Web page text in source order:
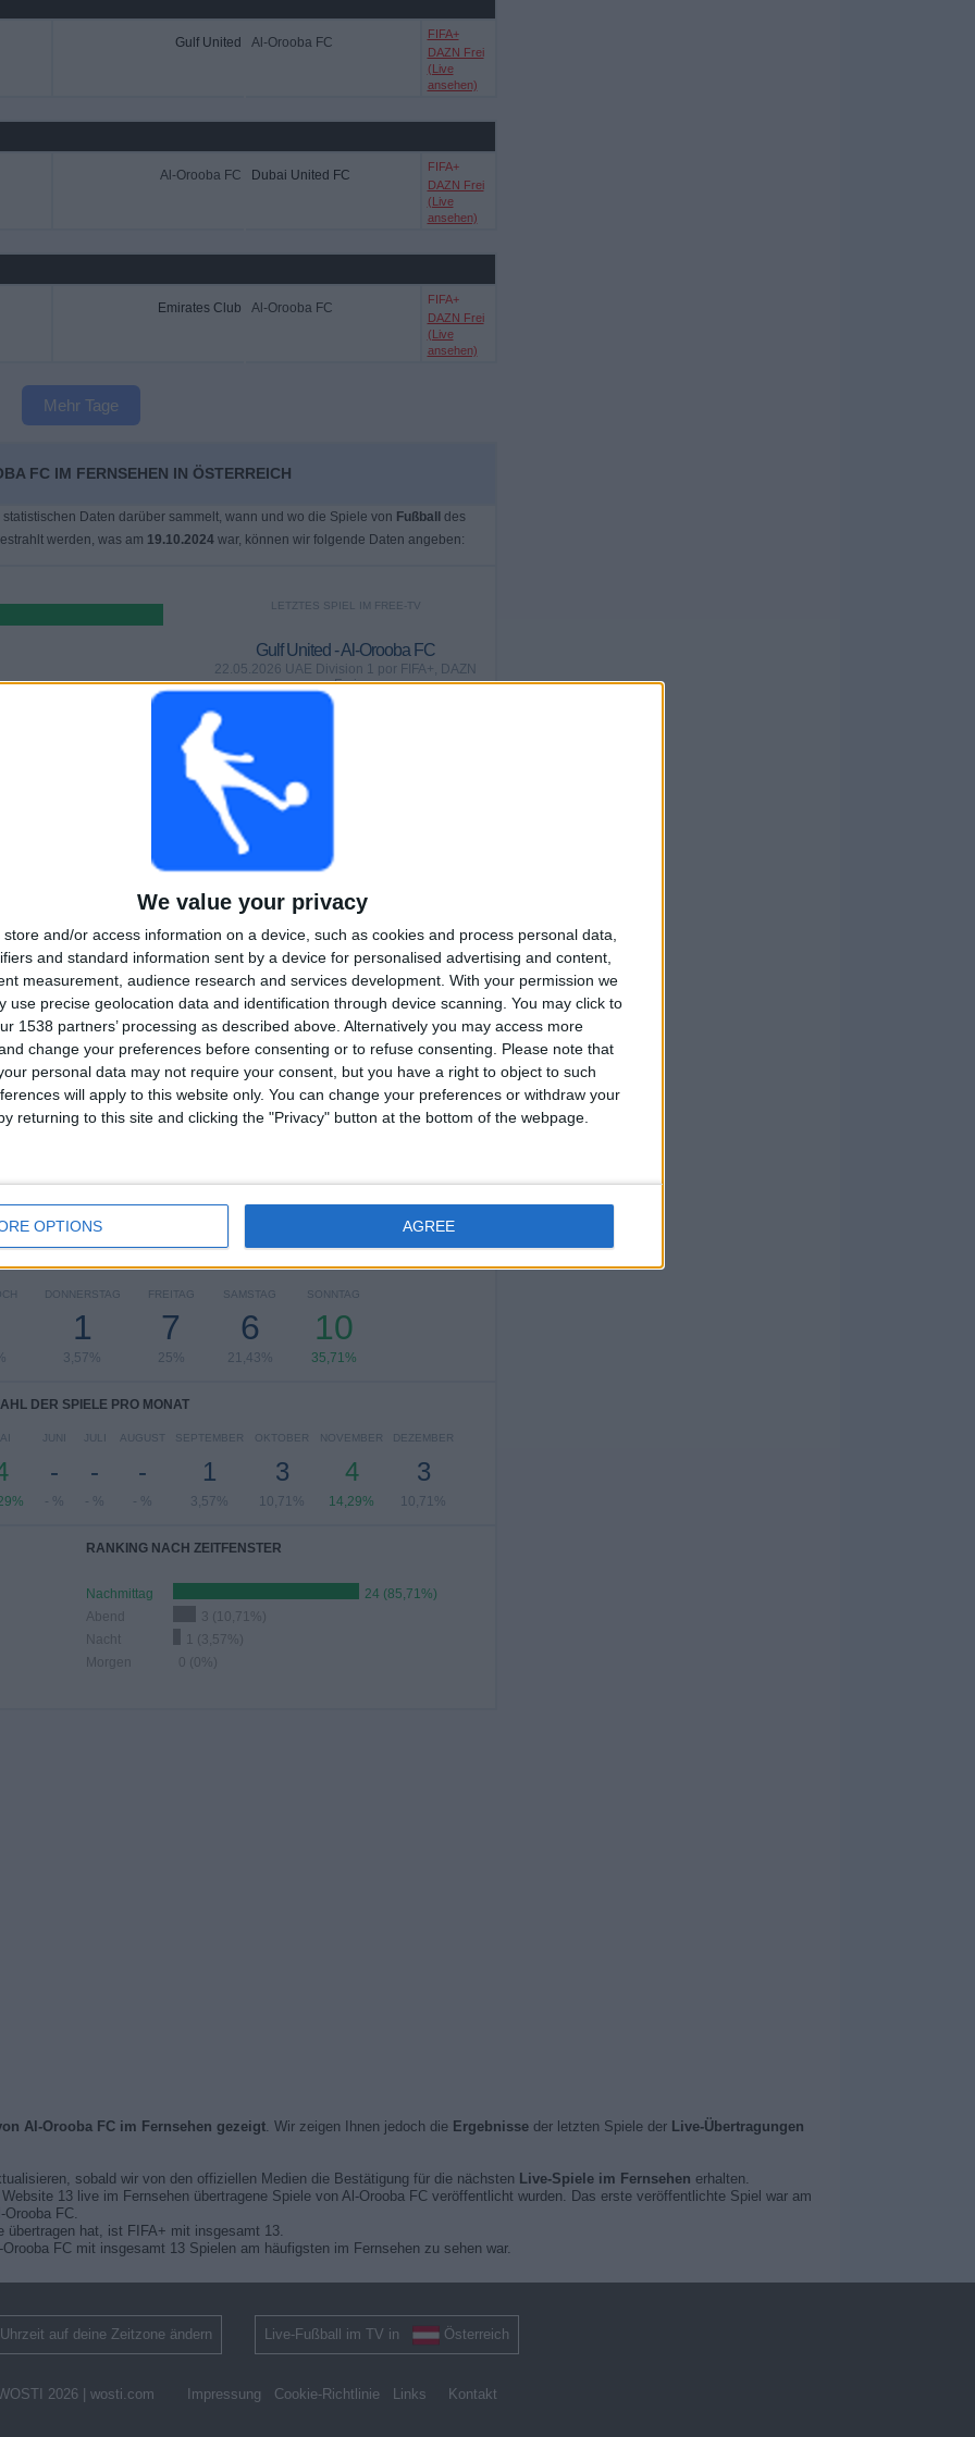
We value your privacy
store and/or access information on a device, such as cookies and process personal data,
and standard information sent by a device for personalised advertising and content,
measurement, audience research and services development. With your permission we
use precise geolocation data and identification through device scanning. You may click to
1538 partners’ processing as described above. Alternatively you may access more
change your preferences before consenting or to refuse consenting.
Please note that
personal data may not require your consent, but you have a right to object to such
will apply to this website only. You can change your preferences or withdraw your
returning to this site and clicking the "Privacy" button at the bottom of the webpage.
OPTIONS AGREE
Gulf United Al-Orooba FC
FIFA+
DAZN Frei
(Live
ansehen)
Al-Orooba FC Dubai United FC
FIFA+
DAZN Frei
(Live
ansehen)
Emirates Club Al-Orooba FC
FIFA+
DAZN Frei
(Live
ansehen)
Mehr Tage
FC IM FERNSEHEN IN ÖSTERREICH
Daten darüber sammelt, wann und wo die Spiele von Fußball
des
werden, was am 19.10.2024war, können wir folgende Daten angeben:
LETZTES SPIEL IM FREE-TV
Gulf United - Al-Orooba FC
22.05.2026 UAE Division 1 por FIFA+, DAZN
Frei
0
AUFEINANDERFOLGENDE
15
GEGNER
MAXIMAL
2
VS Al Dhaid
2
BEWERBE
RANKING NACH BEWERBEN
UAE Division 1
27 (96,43%)
UAE President's Cup
1 (3,57%)
DONNERSTAG
1
3,57%
FREITAG
7
25%
SAMSTAG
6
21,43%
SONNTAG
10
35,71%
DER SPIELE PRO MONAT
JUNI
-
- %
JULI
-
- %
AUGUST
-
- %
SEPTEMBER
1
3,57%
OKTOBER
3
10,71%
NOVEMBER
4
14,29%
DEZEMBER
3
10,71%
RANKING NACH ZEITFENSTER
Nachmittag
24 (85,71%)
Abend
3 (10,71%)
Nacht
1 (3,57%)
Morgen
0 (0%)
Al-Orooba FC im Fernsehen gezeigt. Wir zeigen Ihnen jedoch die Ergebnisseder letzten Spiele der Live-Übertragungen
sobald wir von den offiziellen Medien die Bestätigung für die nächsten Live-Spiele im Fernsehen erhalten.
13 live im Fernsehen übertragene Spiele von Al-Orooba FC veröffentlicht wurden. Das erste veröffentlichte Spiel war am
Orooba FC.
übertragen hat, ist FIFA+ mit insgesamt 13.
FC mit insgesamt 13 Spielen am häufigsten im Fernsehen zu sehen war.
Uhrzeit auf deine Zeitzone ändern Live-Fußball im TV in Österreich
2026 | wosti.com Impressung Cookie-Richtlinie Links Kontakt